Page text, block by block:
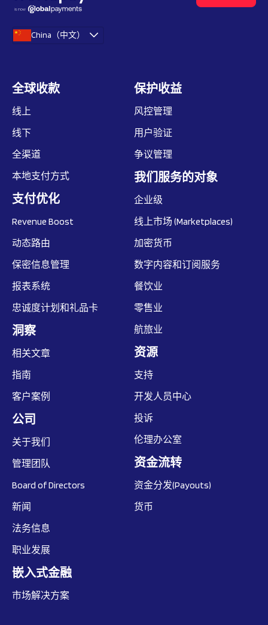
China（中文）
全球收款
线上
线下
全渠道
本地支付方式
支付优化
Revenue Boost
动态路由
保密信息管理
报表系统
忠诚度计划和礼品卡
洞察
相关文章
指南
客户案例
公司
关于我们
管理团队
Board of Directors
新闻
法务信息
职业发展
嵌入式金融
市场解决方案
保护收益
风控管理
用户验证
争议管理
我们服务的对象
企业级
线上市场 (Marketplaces)
加密货币
数字内容和订阅服务
餐饮业
零售业
航旅业
资源
支持
开发人员中心
投诉
伦理办公室
资金流转
资金分发(Payouts)
货币